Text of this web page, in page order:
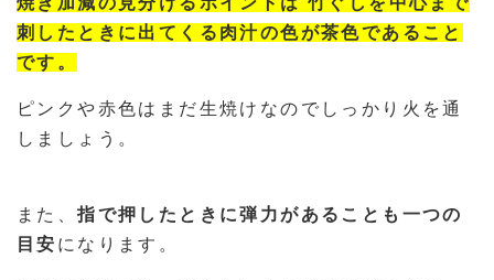
刺したときに出てくる肉汁の色が茶色であること
です。
ピンクや赤色はまだ生焼けなのでしっかり火を通
しましょう。
また、指で押したときに弾力があることも一つの
目安 になります。